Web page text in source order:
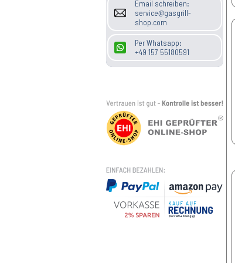
Email schreiben:
service@gasgrill-
shop.com
Per Whatsapp:
+49 157 55180591